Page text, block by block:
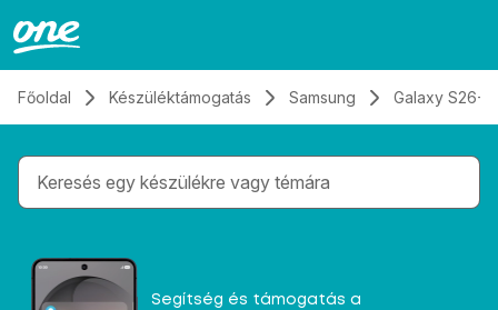
Főoldal Készüléktámogatás Samsung Galaxy S26+
Gépelés közben megjelennek a keresési
Segítség és támogatás a